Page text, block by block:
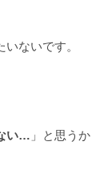
ないです。
い… 」と思うか